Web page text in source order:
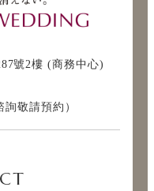
號2樓 (商務中心)
敬請預約）